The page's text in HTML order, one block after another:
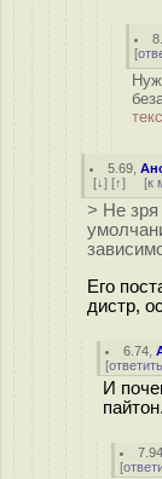
[
5.69 ,
[↓] [↑] [к
> Не зря
Его
дистр,
6.74 ,
[ответить
И
пайтон.
7.94
[